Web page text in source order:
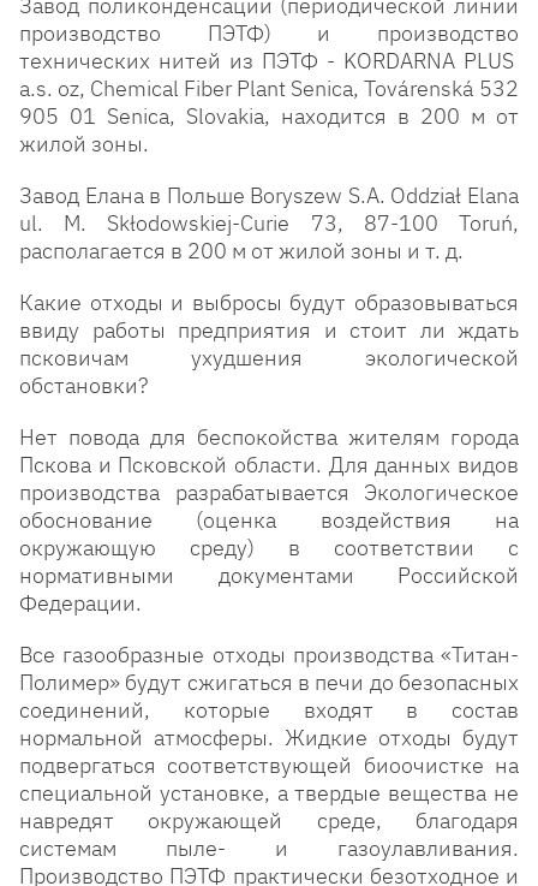
производство ПЭТФ) и производство
технических нитей из ПЭТФ - KORDARNA PLUS
a.s. oz, Chemical Fiber Plant Senica, Továrenská 532
905 01 Senica, Slovakia, находится в 200 м от
жилой зоны.
Завод Елана в Польше Boryszew S.A. Oddział Elana
ul. M. Skłodowskiej-Curie 73, 87-100 Toruń,
располагается в 200 м от жилой зоны и т. д.
Какие отходы и выбросы будут образовываться
ввиду работы предприятия и стоит ли ждать
псковичам ухудшения экологической
обстановки?
Нет повода для беспокойства жителям города
Пскова и Псковской области. Для данных видов
производства разрабатывается Экологическое
обоснование (оценка воздействия на
окружающую среду) в соответствии с
нормативными документами Российской
Федерации.
Все газообразные отходы производства «Титан-
Полимер» будут сжигаться в печи до безопасных
соединений, которые входят в состав
нормальной атмосферы. Жидкие отходы будут
подвергаться соответствующей биоочистке на
специальной установке, а твердые вещества не
навредят окружающей среде, благодаря
системам пыле- и газоулавливания.
Производство ПЭТФ практически безотходное и